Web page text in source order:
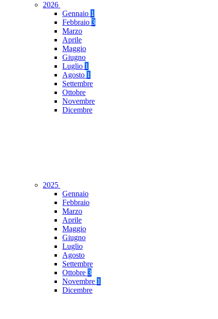
2026
Gennaio 1
Febbraio 3
Marzo
Aprile
Maggio
Giugno
Luglio 1
Agosto 1
Settembre
Ottobre
Novembre
Dicembre
2025
Gennaio
Febbraio
Marzo
Aprile
Maggio
Giugno
Luglio
Agosto
Settembre
Ottobre 3
Novembre 1
Dicembre